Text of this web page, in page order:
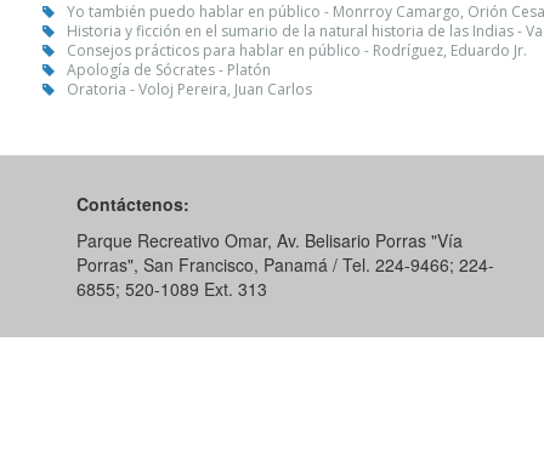
Yo también puedo hablar en público - Monrroy Camargo, Orión
Historia y ficción en el sumario de la natural historia de las Indias -
Consejos prácticos para hablar en público - Rodríguez, Eduardo Jr.
Apología de Sócrates - Platón
Oratoria - Voloj Pereira, Juan Carlos
Contáctenos:
Parque Recreativo Omar, Av. Belisario Porras "Vía
Porras", San Francisco, Panamá / Tel. 224-9466; 224-
6855; 520-1089​ Ext. 313